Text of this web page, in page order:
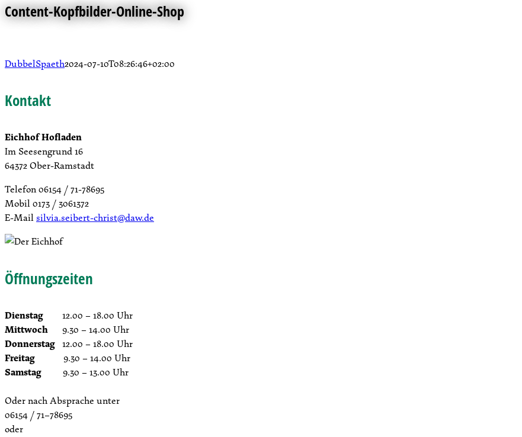
Content-Kopfbilder-Online-Shop
DubbelSpaeth2024-07-10T08:26:46+02:00
Kontakt
Eichhof Hofladen
Im Seesengrund 16
64372 Ober-Ramstadt
Telefon 06154 / 71-78695
Mobil 0173 / 3061372
E-Mailsilvia.seibert-christ@daw.de
Öffnungszeiten
Dienstag 12.00 – 18.00 Uhr
Mittwoch 9.30 – 14.00 Uhr
Donnerstag 12.00 – 18.00 Uhr
Freitag 9.30 – 14.00 Uhr
Samstag 9.30 – 13.00 Uhr
Oder nach Absprache unter
06154 / 71–78695
oder